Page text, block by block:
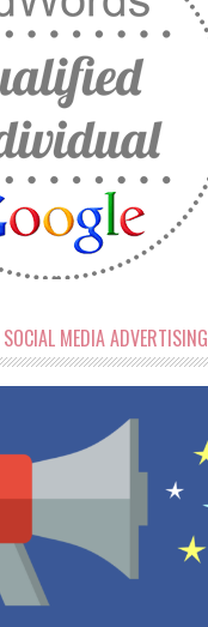
SOCIAL MEDIA ADVERTISING